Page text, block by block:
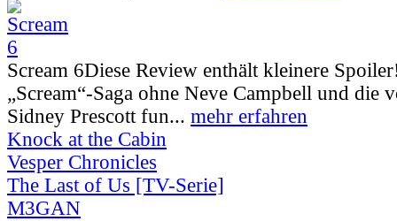
Scream 6Diese Review enthält kleinere
„Scream“-Saga ohne Neve Campbell und die
Sidney Prescott fun... mehr erfahren
Knock at the Cabin
Vesper Chronicles
The Last of Us [TV-Serie]
M3GAN